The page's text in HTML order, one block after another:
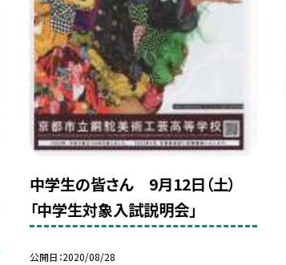
中学生の皆さん 9月12日（土）
「中学生対象入試説明会」
公開日 2020/08/28